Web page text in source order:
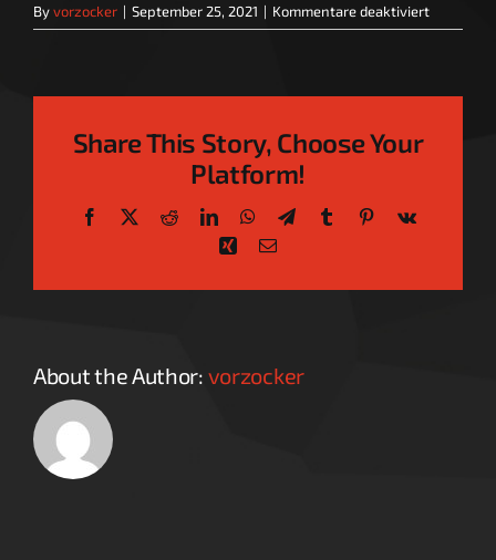
EMBED
Byvorzocker | September 25, 2021 | Kommentare deaktiviertfür
Share This Story, Choose Your
Platform!
Facebook
X RedditLinkedInWhatsApp
TelegramTumblrPinterest
Vk
Xing Email
About the Author: vorzocker